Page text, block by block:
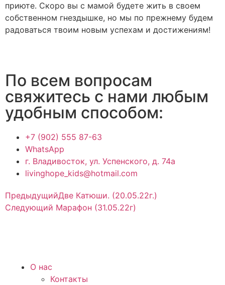
приюте. Скоро вы с мамой будете жить в своем
собственном гнездышке, но мы по прежнему будем
радоваться твоим новым успехам и достижениям!
По всем вопросам
свяжитесь с нами любым
удобным способом:
+7 (902) 555 87-63
WhatsApp
г. Владивосток, ул. Успенского, д. 74а
livinghope_kids@hotmail.com
ПредыдущийДве Катюши. (20.05.22г.)
Следующий Марафон (31.05.22г)
О нас
Контакты